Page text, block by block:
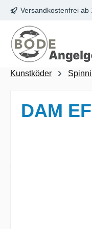
Hauptinhalt springen
Zur Suche springen
Zur Hauptnavigation
Versandkostenfrei ab
Kunstköder
DAM